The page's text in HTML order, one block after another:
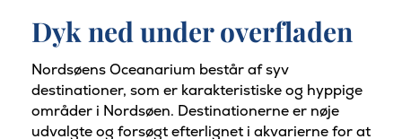
Dyk ned under overfladen
Nordsøens Oceanarium består af syv
destinationer, som er karakteristiske og hyppige
områder i Nordsøen. Destinationerne er nøje
udvalgte og forsøgt efterlignet i akvarierne for at